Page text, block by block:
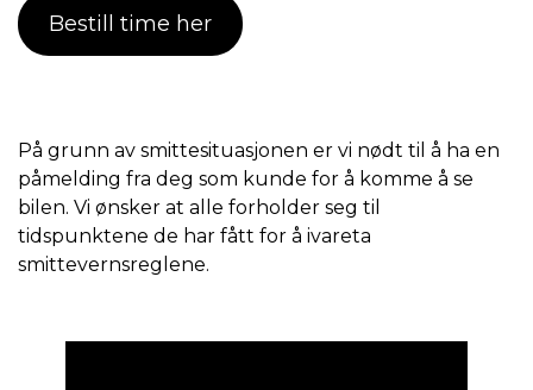
Bestill time her
På grunn av smittesituasjonen er vi nødt til å ha en
påmelding fra deg som kunde for å komme å se
bilen. Vi ønsker at alle forholder seg til
tidspunktene de har fått for å ivareta
smittevernsreglene.